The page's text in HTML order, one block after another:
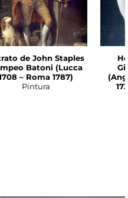
de John Staples
Batoni (Lucca
– Roma 1787)
Pintura